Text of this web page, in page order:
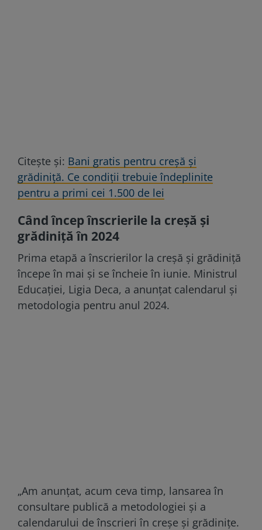
Citește și: Bani gratis pentru creşă şi
grădiniţă. Ce condiţii trebuie îndeplinite
pentru a primi cei 1.500 de lei
Când încep înscrierile la creşă şi
grădiniţă în 2024
Prima etapă a înscrierilor la creşă și grădiniță
începe în mai și se încheie în iunie. Ministrul
Educației, Ligia Deca, a anunțat calendarul și
metodologia pentru anul 2024.
„Am anunţat, acum ceva timp, lansarea în
consultare publică a metodologiei şi a
calendarului de înscrieri în creşe şi grădiniţe.